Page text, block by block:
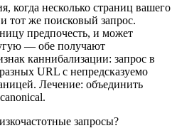
когда несколько страниц вашего
тот же поисковый запрос.
предпочесть, и может
— обе получают
каннибализации: запрос в
URL с непредсказуемо
Лечение: объединить
запросы?